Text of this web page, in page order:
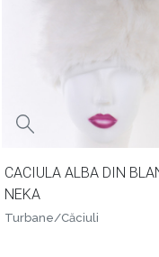
CACIULA ALBA DIN
NEKA
Turbane/Căciuli